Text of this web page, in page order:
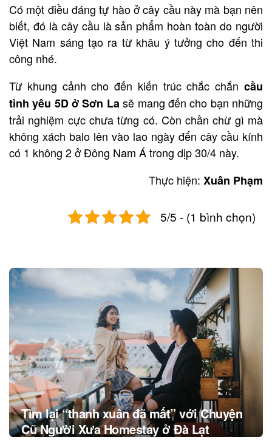
Có một điều đáng tự hào ở cây cầu này mà bạn nên
biết, đó là cây cầu là sản phẩm hoàn toàn do người
Việt Nam sáng tạo ra từ khâu ý tưởng cho đến thi
công nhé.
Từ khung cảnh cho đến kiến trúc chắc chắn cầu
tình yêu 5D ở Sơn Lasẽ mang đến cho bạn những
trải nghiệm cực chưa từng có. Còn chần chừ gì mà
không xách balo lên vào lao ngày đến cây cầu kính
có 1 không 2 ở Đông Nam Á trong dịp 30/4 này.
Thực hiện: Xuân Phạm
5/5 - (1 bình chọn)
Post
navigation
Tìm lại “thanh xuân đã mất” với Chuyện
Cũ Người Xưa Homestay ở Đà Lạt